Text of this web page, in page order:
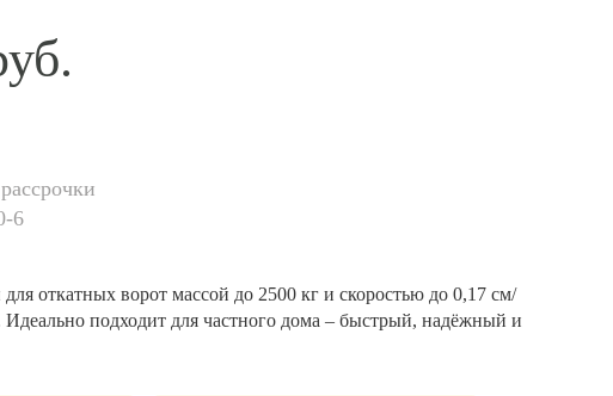
6
откатных ворот массой до 2500 кг и скоростью до 0,17 см/
Идеально подходит для частного дома – быстрый, надёжный и